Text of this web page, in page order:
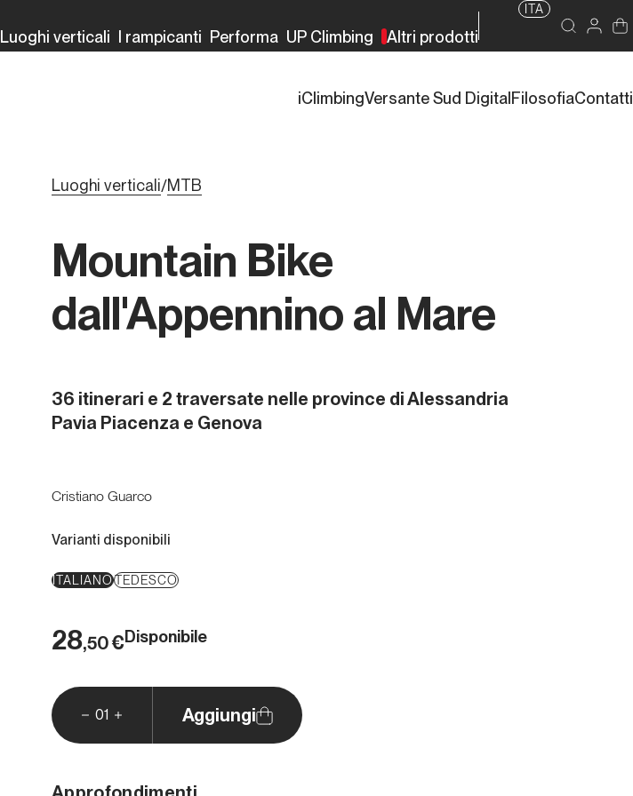
Luoghi verticali I rampicanti Performa UP Climbing Altri prodotti
ITA
iClimbingVersante Sud Digital FilosofiaContatti
Luoghi verticali/MTB
Mountain Bike
dall'Appennino al Mare
36 itinerari e 2 traversate nelle province di Alessandria
Pavia Piacenza e Genova
Cristiano Guarco
Varianti disponibili
ITALIANOTEDESCO
28,50€Disponibile
01 Aggiungi